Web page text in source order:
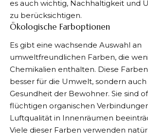
es auch wichtig, Nachhaltigkeit und
zu berücksichtigen.
Ökologische Farboptionen
Es gibt eine wachsende Auswahl an
umweltfreundlichen Farben, die
Chemikalien enthalten. Diese
besser für die Umwelt, sondern auch
Gesundheit der Bewohner. Sie sind
flüchtigen organischen
Luftqualität in Innenräumen
Viele dieser Farben verwenden